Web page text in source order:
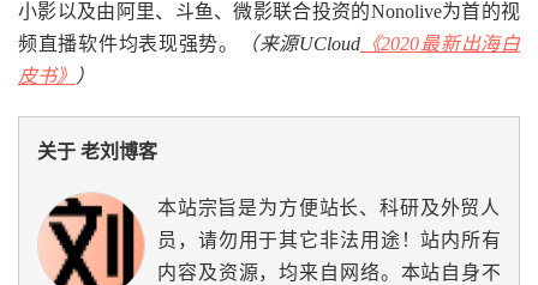
小影以及由阿里、斗鱼、微影联合投资的Nonolive为首的视
频直播软件均表现强势。
（来源UCloud 《2020最新出海白
皮书》 ）
关于 老刘博客
本站宗旨是为方便站长、科研及外贸人
员，请勿用于其它非法用途！站内所有
内容及资源，均来自网络。本站自身不